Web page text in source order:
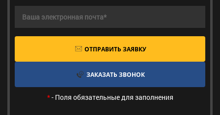
ОТПРАВИТЬ ЗАЯВКУ
ЗАКАЗАТЬ ЗВОНОК
*- Поля обязательные для заполнения